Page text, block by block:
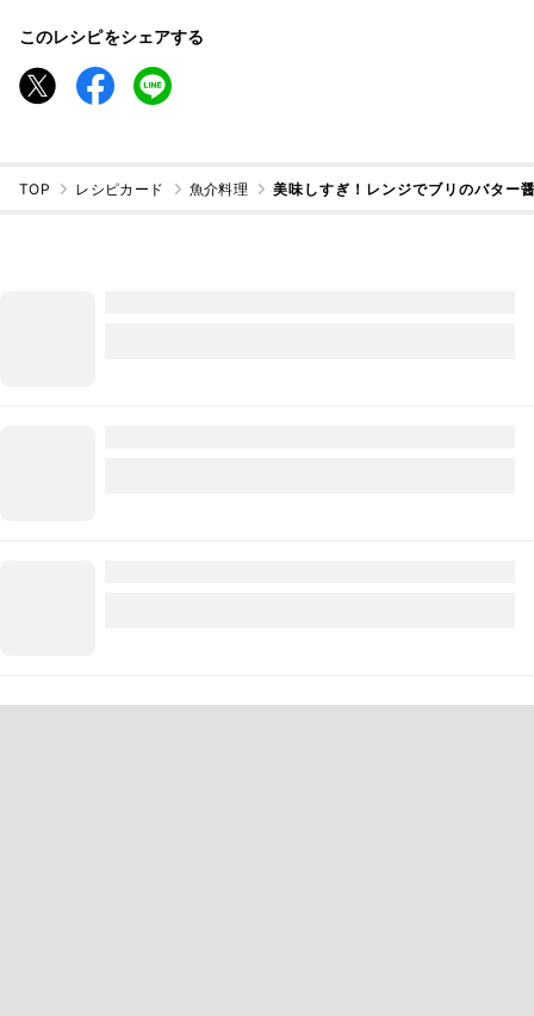
このレシピをシェアする
TOP レシピカード 魚介料理 美味しすぎ！レンジでブリのバター